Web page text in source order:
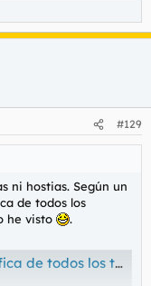
#129
ni hostias. Según un
de todos los
he visto
.
todos los tiempos